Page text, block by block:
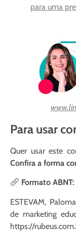
para uma
Para usar
Quer usar este
Confira a forma
Formato ABNT:
ESTEVAM,
de marketing
https://